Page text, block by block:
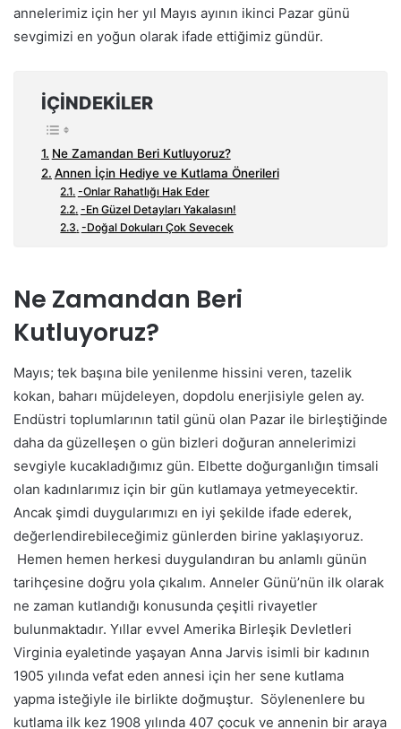
annelerimiz için her yıl Mayıs ayının ikinci Pazar günü
sevgimizi en yoğun olarak ifade ettiğimiz gündür.
İÇINDEKILER
Ne Zamandan Beri Kutluyoruz?
Annen İçin Hediye ve Kutlama Önerileri
-Onlar Rahatlığı Hak Eder
-En Güzel Detayları Yakalasın!
-Doğal Dokuları Çok Sevecek
Ne Zamandan Beri
Kutluyoruz?
Mayıs; tek başına bile yenilenme hissini veren, tazelik
kokan, baharı müjdeleyen, dopdolu enerjisiyle gelen ay.
Endüstri toplumlarının tatil günü olan Pazar ile birleştiğinde
daha da güzelleşen o gün bizleri doğuran annelerimizi
sevgiyle kucakladığımız gün. Elbette doğurganlığın timsali
olan kadınlarımız için bir gün kutlamaya yetmeyecektir.
Ancak şimdi duygularımızı en iyi şekilde ifade ederek,
değerlendirebileceğimiz günlerden birine yaklaşıyoruz.
Hemen hemen herkesi duygulandıran bu anlamlı günün
tarihçesine doğru yola çıkalım. Anneler Günü’nün ilk olarak
ne zaman kutlandığı konusunda çeşitli rivayetler
bulunmaktadır. Yıllar evvel Amerika Birleşik Devletleri
Virginia eyaletinde yaşayan Anna Jarvis isimli bir kadının
1905 yılında vefat eden annesi için her sene kutlama
yapma isteğiyle ile birlikte doğmuştur. Söylenenlere bu
kutlama ilk kez 1908 yılında 407 çocuk ve annenin bir araya